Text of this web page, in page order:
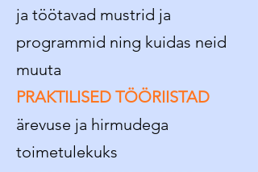
ja töötavad mustrid ja
programmid ning kuidas neid
muuta
PRAKTILISED TÖÖRIISTAD
ärevuse ja hirmudega
toimetulekuks